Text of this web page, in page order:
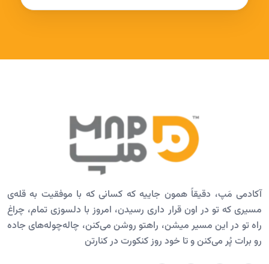
آکادمی مَپ، دقیقاً همون جاییه که کسانی که با موفقیت به قله‌ی
مسیری که تو در اون قرار داری رسیدن، امروز با دلسوزی تمام، چراغ
راه تو در این مسیر میشن، راهتو روشن می‌کنن، چاله‌چوله‌های جاده
رو برات پُر می‌کنن و تا خود روز کنکورت در کنارتن